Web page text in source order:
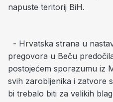
napuste teritorij BiH.
- Hrvatska strana u
pregovora u Beču
postojećem sporazumu iz
svih zarobljenika i zatvore
bi trebalo biti za velikih